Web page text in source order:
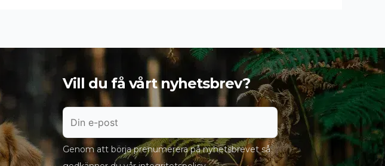
Vill du få vårt nyhetsbrev?
Genom att börja prenumerera på nyhetsbrevet så